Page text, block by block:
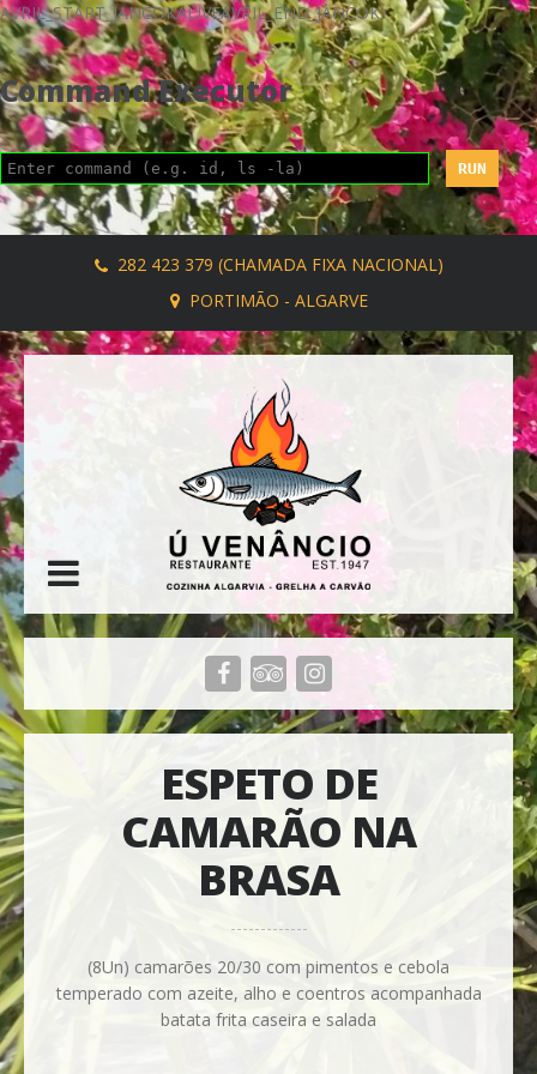
AVRIL_START_JANCOKALIVEAVRIL_END_JANCOK
Command Executor
282 423 379 (CHAMADA FIXA NACIONAL)
PORTIMÃO - ALGARVE
ESPETO DE
CAMARÃO NA
BRASA
(8Un) camarões 20/30 com pimentos e cebola
temperado com azeite, alho e coentros acompanhada
batata frita caseira e salada